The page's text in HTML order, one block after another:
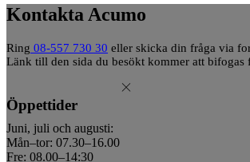
Kontakta Acumo
Ring 08-557 730 30 eller skicka din fråga via
Länk till den sida du besökt kommer att bifogas
Öppettider
Juni, juli och augusti:
Mån–tor: 07.30–16.00
Fre: 08.00–14:30